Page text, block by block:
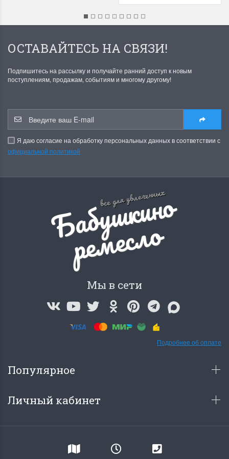
ОСТАВАЙТЕСЬ НА СВЯЗИ!
Подпишитесь на рассылку и получайте ранний доступ к новым
поступлениям, продажам, событиям и многому другому!
Я даю согласие на обработку персональных данных в соответствии с
официальной политикой
все для увлеченных
Б
а
б
у
ш
к
и
н
о
р
е
м
е
с
л
о
Мы в сети
Подробнее об оплате
Популярное
Личный кабинет